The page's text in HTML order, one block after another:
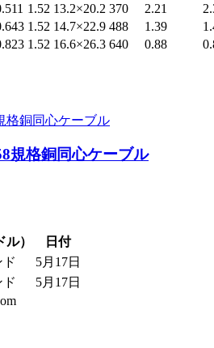
1.52 13.2×20.2 370 2.21
1.52 14.7×22.9 488 1.39
1.52 16.6×26.3 640 0.88
規格銅同心ケーブル
）
日付
ド
5月17日
ド
5月17日